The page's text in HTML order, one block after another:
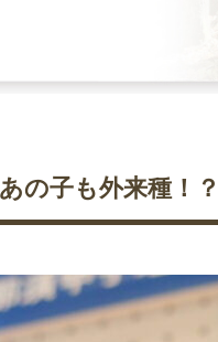
の子も外来種！